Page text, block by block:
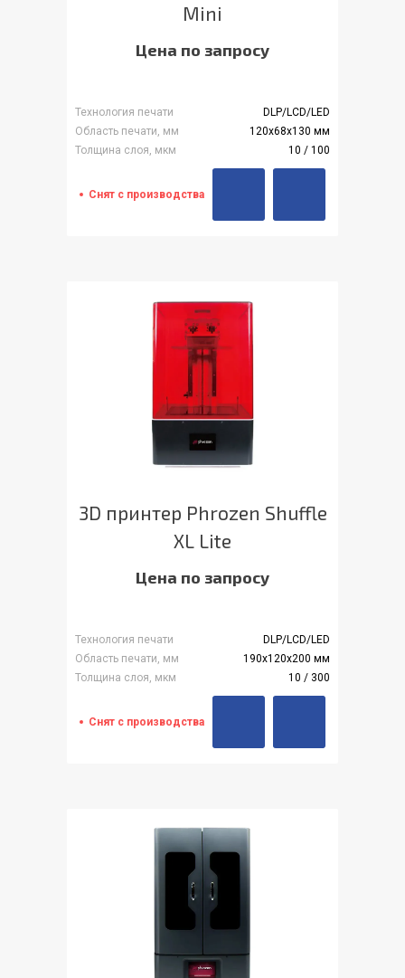
Mini
Цена по запросу
Технология печати
DLP/LCD/LED
Область печати, мм
120x68x130 мм
Толщина слоя, мкм
10 / 100
Снят с производства
3D принтер Phrozen Shuffle
XL Lite
Цена по запросу
Технология печати
DLP/LCD/LED
Область печати, мм
190х120х200 мм
Толщина слоя, мкм
10 / 300
Снят с производства